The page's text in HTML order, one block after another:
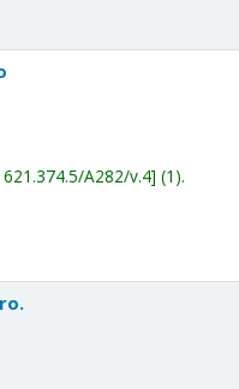
621.374.5/A282/v.4 (1).